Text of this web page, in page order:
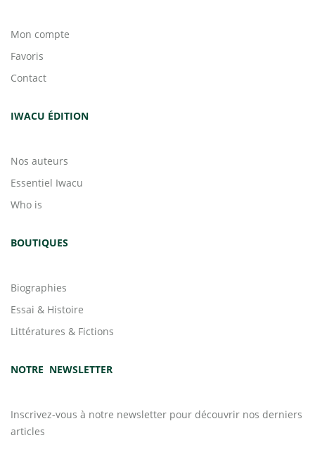
Mon compte
Favoris
Contact
IWACU ÉDITION
Nos auteurs
Essentiel Iwacu
Who is
BOUTIQUES
Biographies
Essai & Histoire
Littératures & Fictions
NOTRE NEWSLETTER
Inscrivez-vous à notre newsletter pour découvrir nos derniers
articles